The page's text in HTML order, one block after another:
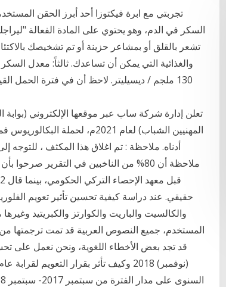
تجربتي مع ابرة فيكتوزا أحد أبرز الحقن
السكر في الدم، وهو يحتوي على المادة الفعالة
تشعر بالقلق أو بمشاعر حزينة أو تم تشخيصك
130 ملجم / ديسيليتر. لاحظ أن في فترة الحمل
تعلن إدارة شركة ساب عبر موقعها الإلكتروني (بوابة
المهنيين الشباب) لعام 2021م،
حقيقي. عند دراسة كيفية تحسين تأثير تعويم
والكالسيت والباريت والكوارتز والكبريتيد
المستخدم، جميع النصوص العربية قد تمت ترجمتها
(نوفمبر) 2018 وكيف تأثر بقرار